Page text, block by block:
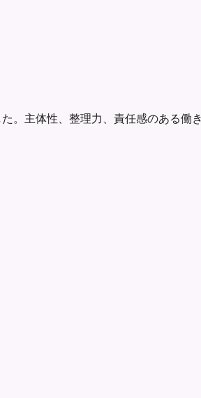
。主体性、整理力、責任感のある働